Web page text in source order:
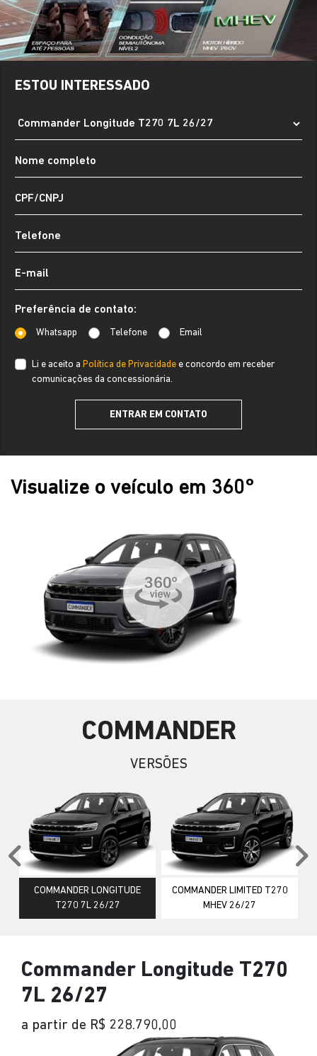
ESTOU INTERESSADO
Preferência de contato:
Whatsapp Telefone Email
Li e aceito a Política de Privacidade e concordo em receber
comunicações da concessionária.
ENTRAR EM CONTATO
Visualize o veículo em 360°
COMMANDER
VERSÕES
COMMANDER LONGITUDE
T270 7L 26/27
COMMANDER LIMITED T270
MHEV 26/27
Anterior
Commander Longitude T270
7L 26/27
a partir de R$ 228.790,00